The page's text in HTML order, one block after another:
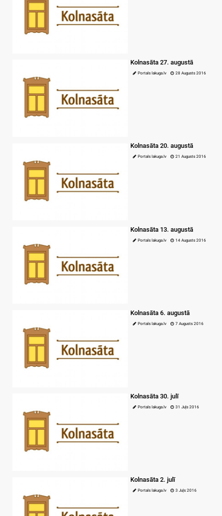
Kolnasāta 27. augustā
Portals lakuga.lv 28 Augusts 2016
Kolnasāta 20. augustā
Portals lakuga.lv 21 Augusts 2016
Kolnasāta 13. augustā
Portals lakuga.lv 14 Augusts 2016
Kolnasāta 6. augustā
Portals lakuga.lv 7 Augusts 2016
Kolnasāta 30. julī
Portals lakuga.lv 31 Juļs 2016
Kolnasāta 2. julī
Portals lakuga.lv 3 Juļs 2016